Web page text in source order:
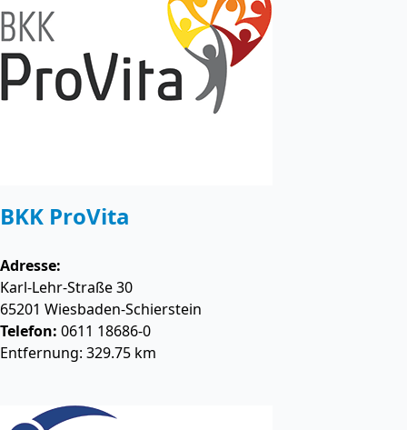
BKK ProVita
Adresse:
Karl-Lehr-Straße 30
65201 Wiesbaden-Schierstein
Telefon: 0611 18686-0
Entfernung: 329.75 km